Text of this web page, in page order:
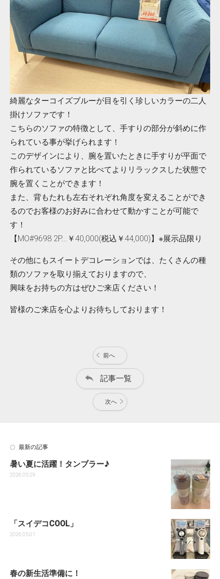
綺麗なターコイズブルーが目を引く珍しいカラーの二人
掛けソファです！
こちらのソファの特徴として、手すりの部分が斜めに作
られている事が挙げられます！
このデザインにより、腕を置いたときに手すりが平面で
作られているソファと比べてよりリラックスした状態で
腕を置くことができます！
また、背もたれも左右それぞれ角度を変えることができ
るのでお客様のお好みに合わせて動かすことが可能で
す！
【MO#9698 2P...￥40,000(税込￥44,000)】※展示品限り
その他にもスイートデコレーションでは、たくさんの種
類のソファを取り揃えておりますので、
興味をお持ちの方はぜひご来店ください！
皆様のご来店を心よりお待ちしております！
前へ
記事一覧
次へ
最新の記事
暑い夏に活躍！タンブラー♪
2026.05.29
「スイデコCOOL」
2026.05.01
春の新生活準備に！